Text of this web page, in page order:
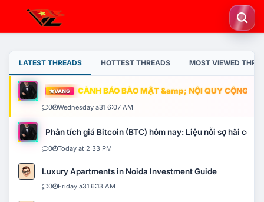
LATEST THREADS HOTTEST THREADS MOST VIEWED
VÀNG CẢNH BÁO BẢO MẬT &amp; NỘI QUY CỘNG
0 Wednesday a31 6:07 AM
Phân tích giá Bitcoin (BTC) hôm nay: Liệu nỗi sợ hãi có
0 Today at 2:33 PM
Luxury Apartments in Noida Investment Guide
0 Friday a31 6:13 AM